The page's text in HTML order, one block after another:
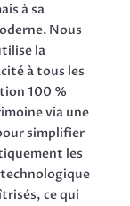
à sa
Nous
la
à tous les
100 %
via une
simplifier
les
ce qui